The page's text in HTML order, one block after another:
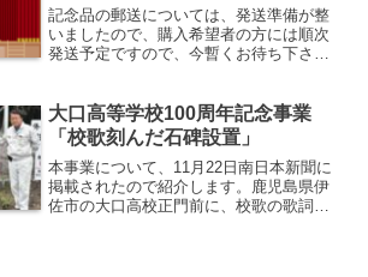
記念品の郵送については、発送準備が整
いましたので、購入希望者の方には順次
発送予定ですので、今暫くお待ち下さ
次第（４月中旬予定）、発送開始予定で
す。関西同窓会サイト管理者
大口高等学校100周年記念事業
「校歌刻んだ石碑設置」
本事業について、11月22日南日本新聞に
掲載されたので紹介します。鹿児島県伊
佐市の大口高校正門前に、校歌の歌詞を